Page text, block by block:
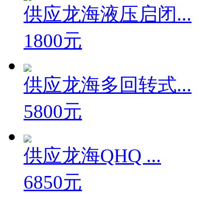
供应龙海液压启闭...
1800元
供应龙海多回转式...
5800元
供应龙海QHQ ...
6850元